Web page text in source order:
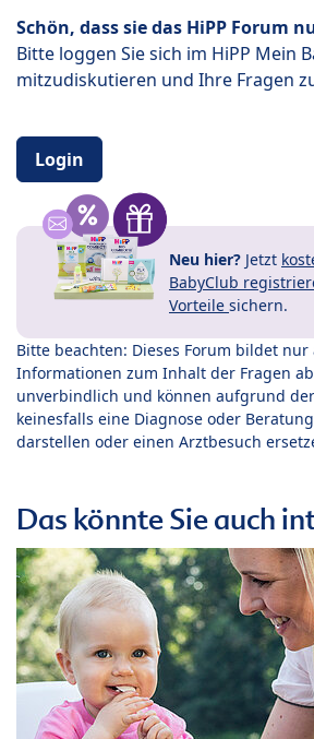
Schön, dass sie das HiPP Forum
Bitte loggen Sie sich im HiPP Mein
mitzudiskutieren und Ihre Fragen
Login
Neu hier? Jetzt
BabyClub
Vorteile sichern.
Bitte beachten: Dieses Forum bildet
Informationen zum Inhalt der Fragen
unverbindlich und können aufgrund
keinesfalls eine Diagnose oder
darstellen oder einen Arztbesuch
Das könnte Sie auch